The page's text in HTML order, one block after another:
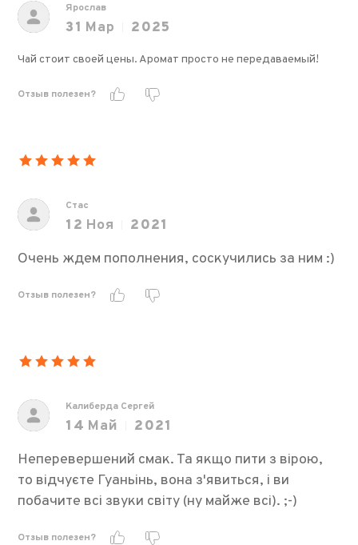
Ярослав
31 Мар 2025
Чай стоит своей цены. Аромат просто не передаваемый!
Отзыв полезен?
Стас
12 Ноя
2021
Очень ждем пополнения, соскучились за ним :)
Отзыв полезен?
Калиберда Сергей
14 Май
2021
Неперевершений смак. Та якщо пити з вірою,
то відчуєте Гуаньінь, вона з'явиться, і ви
побачите всі звуки світу (ну майже всі). ;-)
Отзыв полезен?